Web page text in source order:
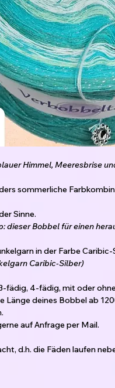
Himmel, Meeresbrise
sommerliche
Sinne.
dieser Bobbel für einen
in der Farbe
Caribic-Silber)
fädig, 4-fädig, mit oder
Länge deines Bobbel ab
auf Anfrage per Mail.
d.h. die Fäden laufen